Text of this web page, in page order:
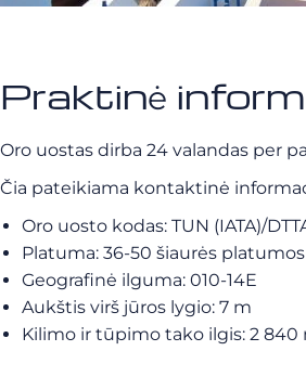
Praktinė
Oro uostas dirba 24 valandas per
Čia pateikiama kontaktinė
Oro uosto kodas: TUN (IATA)/
Platuma: 36-50 šiaurės platumos
Geografinė ilguma: 010-14E
Aukštis virš jūros lygio: 7 m
Kilimo ir tūpimo tako ilgis: 2 840